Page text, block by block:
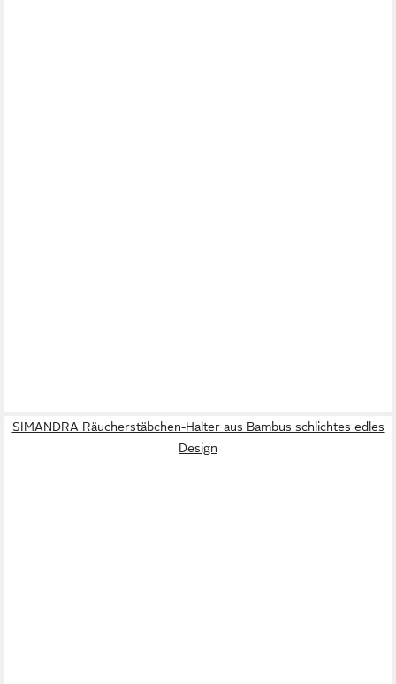
SIMANDRA Räucherstäbchen-Halter aus Bambus schlichtes edles
Design